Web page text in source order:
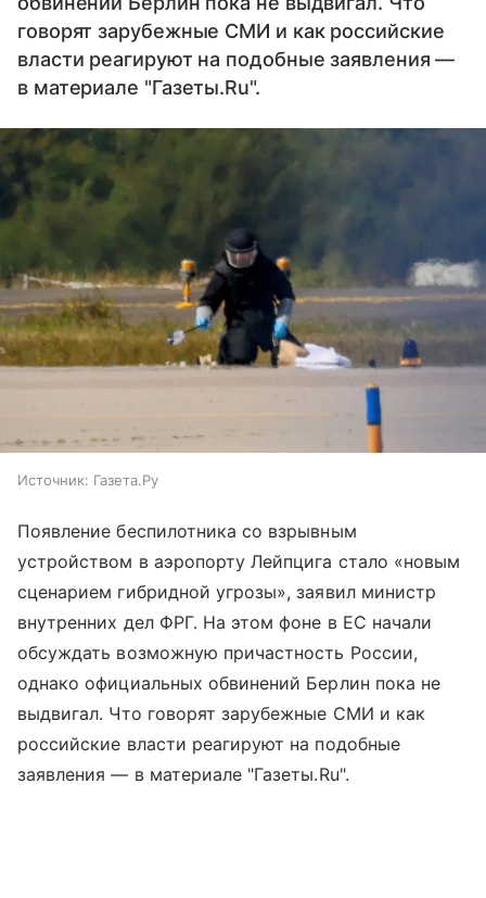
говорят зарубежные СМИ и как российские
власти реагируют на подобные заявления —
в материале "Газеты.Ru".
Источник: Газета.Ру
Появление беспилотника со взрывным
устройством в аэропорту Лейпцига стало «новым
сценарием гибридной угрозы», заявил министр
внутренних дел ФРГ. На этом фоне в ЕС начали
обсуждать возможную причастность России,
однако официальных обвинений Берлин пока не
выдвигал. Что говорят зарубежные СМИ и как
российские власти реагируют на подобные
заявления — в материале "Газеты.Ru".